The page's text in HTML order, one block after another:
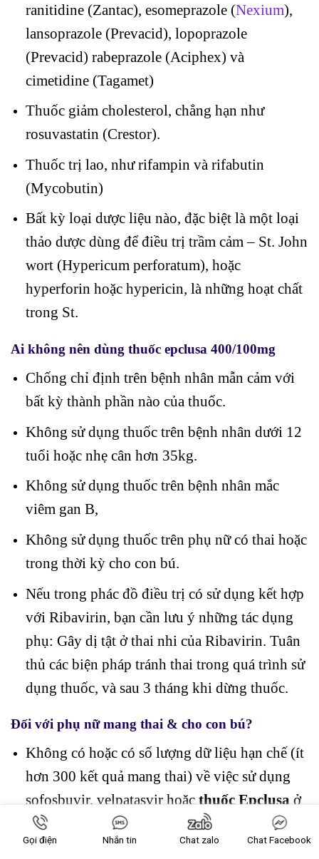
ranitidine (Zantac), esomeprazole (Nexium),
lansoprazole (Prevacid), lopoprazole
(Prevacid) rabeprazole (Aciphex) và
cimetidine (Tagamet)
Thuốc giảm cholesterol, chẳng hạn như
rosuvastatin (Crestor).
Thuốc trị lao, như rifampin và rifabutin
(Mycobutin)
Bất kỳ loại dược liệu nào, đặc biệt là một loại
thảo dược dùng để điều trị trầm cảm – St. John
wort (Hypericum perforatum), hoặc
hyperforin hoặc hypericin, là những hoạt chất
trong St.
Ai không nên dùng thuốc epclusa 400/100mg
Chống chỉ định trên bệnh nhân mẫn cảm với
bất kỳ thành phần nào của thuốc.
Không sử dụng thuốc trên bệnh nhân dưới 12
tuổi hoặc nhẹ cân hơn 35kg.
Không sử dụng thuốc trên bệnh nhân mắc
viêm gan B,
Không sử dụng thuốc trên phụ nữ có thai hoặc
trong thời kỳ cho con bú.
Nếu trong phác đồ điều trị có sử dụng kết hợp
với Ribavirin, bạn cần lưu ý những tác dụng
phụ: Gây dị tật ở thai nhi của Ribavirin. Tuân
thủ các biện pháp tránh thai trong quá trình sử
dụng thuốc, và sau 3 tháng khi dừng thuốc.
Đối với phụ nữ mang thai & cho con bú?
Không có hoặc có số lượng dữ liệu hạn chế (ít
hơn 300 kết quả mang thai) về việc sử dụng
sofosbuvir, velpatasvir hoặc thuốc Epclusa ở
phụ nữ mang thai.
Gọi điện Nhắn tin Chat zalo Chat Facebook